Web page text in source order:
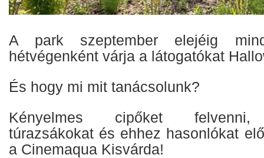
A park szeptember elejéig
hétvégenként várja a látogatókat
És hogy mi mit tanácsolunk?
Kényelmes cipőket felvenni,
túrazsákokat és ehhez hasonlókat
a Cinemaqua Kisvárda!